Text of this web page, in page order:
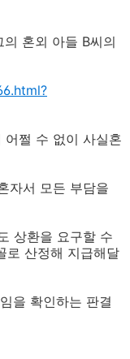
혼외 아들 B씨의
어쩔 수 없이 사실혼
자서 모든 부담을
상환을 요구할 수
로 산정해 지급해달
을 확인하는 판결